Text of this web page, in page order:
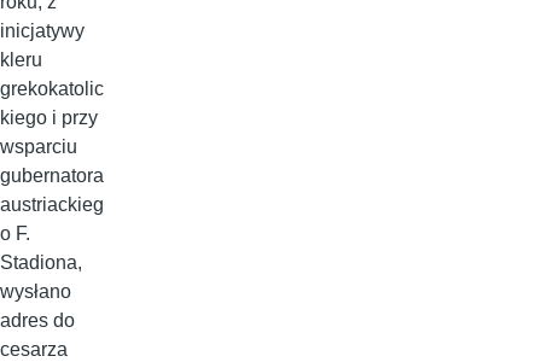
inicjatywy
kleru
grekokatolic
kiego i przy
wsparciu
gubernatora
austriackieg
o F.
Stadiona,
wysłano
adres do
cesarza